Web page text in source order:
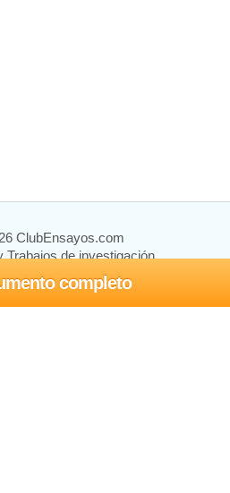
completo
ClubEnsayos.com
Trabajos de investigación